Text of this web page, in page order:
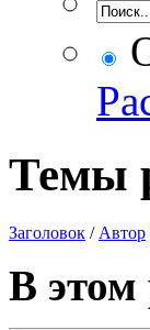
Темы
Заголовок / Автор
В этом